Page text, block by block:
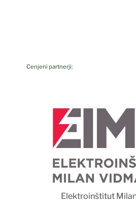
Cenjeni partnerji:
Milan Vidmar